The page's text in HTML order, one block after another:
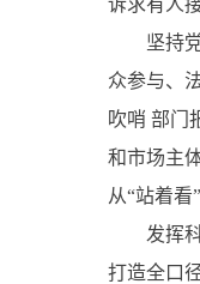
坚持党
众参与、
吹哨 部门
和市场主
从“站着
发挥科
打造全口